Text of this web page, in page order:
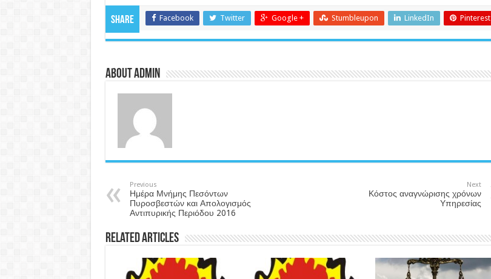
Share Facebook Twitter Google + Stumbleupon LinkedIn Pinterest
About admin
Previous
Ημέρα Μνήμης Πεσόντων
Πυροσβεστών και Απολογισμός
Αντιπυρικής Περιόδου 2016
Next
Κόστος αναγνώρισης χρόνων
Υπηρεσίας
Related Articles